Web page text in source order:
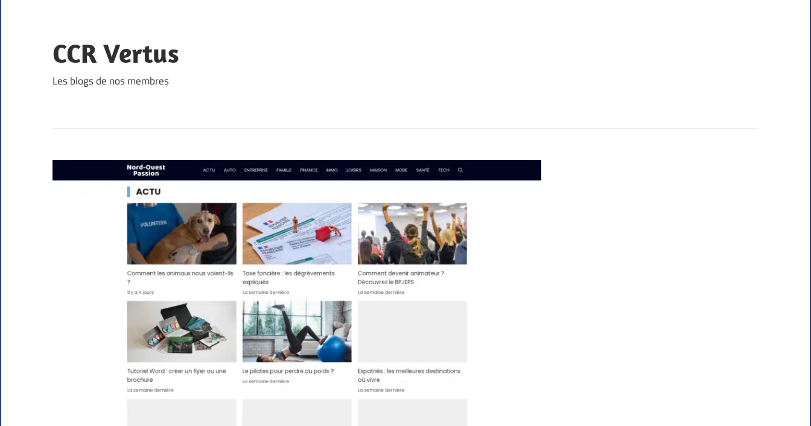
content
CCR Vertus
Les blogs de nos membres